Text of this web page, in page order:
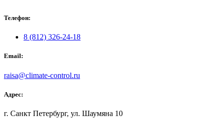
Телефон:
8 (812) 326-24-18
Email:
raisa@climate-control.ru
Адрес:
г. Санкт Петербург, ул. Шаумяна 10